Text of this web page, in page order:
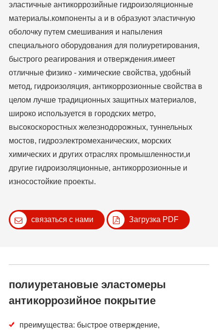
эластичные антикоррозийные гидроизоляционные
материалы.компоненты а и в образуют эластичную
оболочку путем смешивания и напыления
специального оборудования для полиуретирования,
быстрого реагирования и отверждения.имеет
отличные физико - химические свойства, удобный
метод, гидроизоляция, антикоррозионные свойства в
целом лучше традиционных защитных материалов,
широко используется в городских метро,
высокоскоростных железнодорожных, туннельных
мостов, гидроэлектромеханических, морских
химических и других отраслях промышленности,и
другие гидроизоляционные, антикоррозионные и
износостойкие проекты.
связаться с нами Загрузка PDF
полиуретановые эластомеры
антикоррозийное покрытие
преимущества: быстрое отверждение,